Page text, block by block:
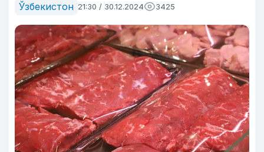
Ўзбекистон 21:30 / 30.12.2024 3425